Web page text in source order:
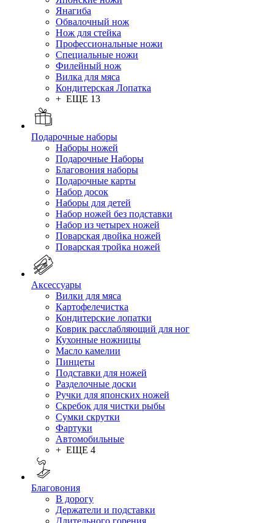
Янагиба
Обвалочный нож
Нож для стейка
Профессиональные ножи
Специальные ножи
Филейный нож
Вилка для мяса
Кондитерская Лопатка
+ ЕЩЕ 13
Подарочные наборы
Наборы ножей
Подарочные Наборы
Благовония наборы
Подарочные карты
Набор досок
Наборы для детей
Набор ножей без подставки
Набор из четырех ножей
Поварская двойка ножей
Поварская тройка ножей
Аксессуары
Вилки для мяса
Картофелечистка
Кондитерские лопатки
Коврик расслабляющий для ног
Кухонные ножницы
Масло камелии
Пинцеты
Подставки для ножей
Разделочные доски
Ручки для японских ножей
Скребок для чистки рыбы
Сумки скрутки
Фартуки
Автомобильные
+ ЕЩЕ 4
Благовония
В дорогу
Держатели и подставки
Длительного горения